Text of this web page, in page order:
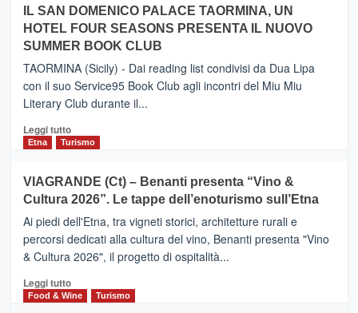
da
Neos
PIEDIMONTE
ETNEO
–
Meta
turistica
privilegiata
secondo
dati
di
Anche
la
Alcantara
nei
primi
nella
classifica
IL SAN DOMENICO PALACE TAORMINA, UN
HOTEL FOUR SEASONS PRESENTA IL NUOVO
SUMMER BOOK CLUB
TAORMINA (Sicily) - Dai reading list condivisi da Dua Lipa
con il suo Service95 Book Club agli incontri del Miu Miu
Literary Club durante il...
Leggi tuttoLeggi
di
IL
SAN
DOMENICO
PALACE
TAORMINA,
UN
HOTEL
FOUR
Etna Turismo
VIAGRANDE (Ct) – Benanti presenta “Vino &
Cultura 2026”. Le tappe dell’enoturismo sull’Etna
Ai piedi dell'Etna, tra vigneti storici, architetture rurali e
percorsi dedicati alla cultura del vino, Benanti presenta "Vino
& Cultura 2026", il progetto di ospitalità...
Leggi tuttoLeggi
di
Food & Wine Turismo